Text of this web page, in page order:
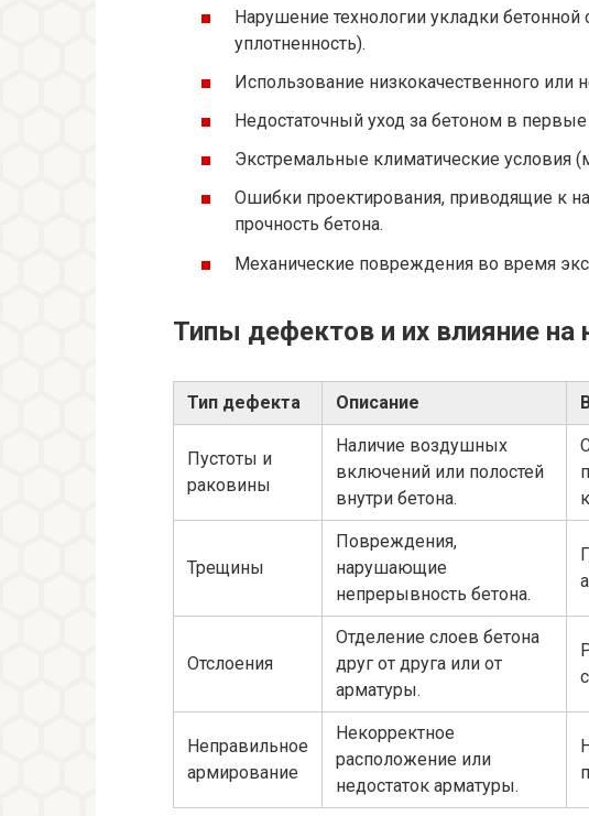
Нарушение технологии укладки бетонной
уплотненность).
Использование низкокачественного или
Недостаточный уход за бетоном в
Экстремальные климатические условия
Ошибки проектирования, приводящие к
прочность бетона.
Механические повреждения во время
Типы дефектов и их влияние на
Тип дефекта Описание
Пустоты и
раковины
Наличие воздушных
включений или полостей
внутри бетона.
Трещины
Повреждения,
нарушающие
непрерывность бетона.
Отслоения
Отделение слоев бетона
друг от друга или от
арматуры.
Неправильное
армирование
Некорректное
расположение или
недостаток арматуры.